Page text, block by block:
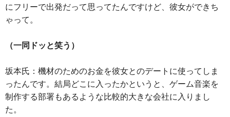
にフリーで出発だって思ってたんですけど、彼女ができち
ゃって。
（一同ドッと笑う）
坂本氏：機材のためのお金を彼女とのデートに使ってしま
ったんです。結局どこに入ったかというと、ゲーム音楽を
制作する部署もあるような比較的大きな会社に入りまし
た。